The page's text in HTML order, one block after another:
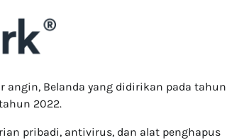
angin, Belanda yang didirikan pada tahun
2022.
pribadi, antivirus, dan alat penghapus